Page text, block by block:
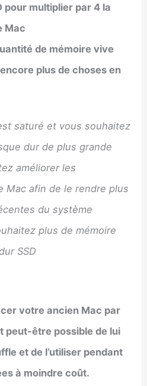
pour multiplier par 4 la
Mac
de mémoire vive
plus de choses en
saturé et vous souhaitez
dur de plus grande
améliorer les
Mac afin de le rendre plus
du système
plus de mémoire
SSD
votre ancien Mac par
peut-être possible de lui
et de l’utiliser pendant
à moindre coût.